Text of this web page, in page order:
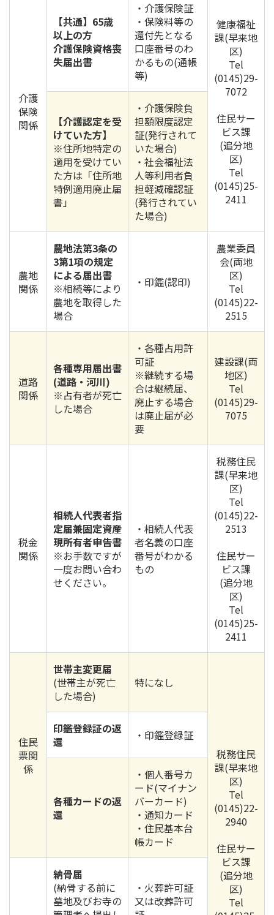
介護
保険
関係
【共通】65歳
以上の方
介護保険資格喪
失届出書
・介護保険証
・保険料等の
還付先となる
口座番号のわ
かるもの(通帳
等)
健康福祉
課(早来地
区)
Tel
(0145)29-
7072
住民サー
ビス課
(追分地
区)
Tel
(0145)25-
2411
【介護認定を受
けていた方】
※住所地特定の
適用を受けてい
た方は「住所地
特例適用廃止届
書」
・介護保険負
担額限度認定
証(発行されて
いた場合)
・社会福祉法
人等利用者負
担軽減確認証
(発行されてい
た場合)
農地
関係
農地法第3条の
3第1項の規定
による届出書
※相続等により
農地を取得した
場合
・印鑑(認印)
農業委員
会(両地
区)
Tel
(0145)22-
2515
道路
関係
各種専用届出書
(道路・河川)
※占有者が死亡
した場合
・各種占用許
可証
※継続する場
合は継続届、
廃止する場合
は廃止届が必
要
建設課(両
地区)
Tel
(0145)29-
7075
税金
関係
相続人代表者指
定届兼固定資産
現所有者申告書
※お手数ですが
一度お問い合わ
せください。
・相続人代表
者名義の口座
番号がわかる
もの
税務住民
課(早来地
区)
Tel
(0145)22-
2513
住民サー
ビス課
(追分地
区)
Tel
(0145)25-
2411
住民
票関
係
世帯主変更届
(世帯主が死亡
した場合)
特になし
税務住民
課(早来地
区)
Tel
(0145)22-
2940
住民サー
ビス課
(追分地
区)
Tel
印鑑登録証の返
還
・印鑑登録証
各種カードの返
還
・個人番号カ
ード(マイナン
バーカード)
・通知カード
・住民基本台
帳カード
納骨届
(納骨する前に
墓地及びお寺の
・火葬許可証
又は改葬許可